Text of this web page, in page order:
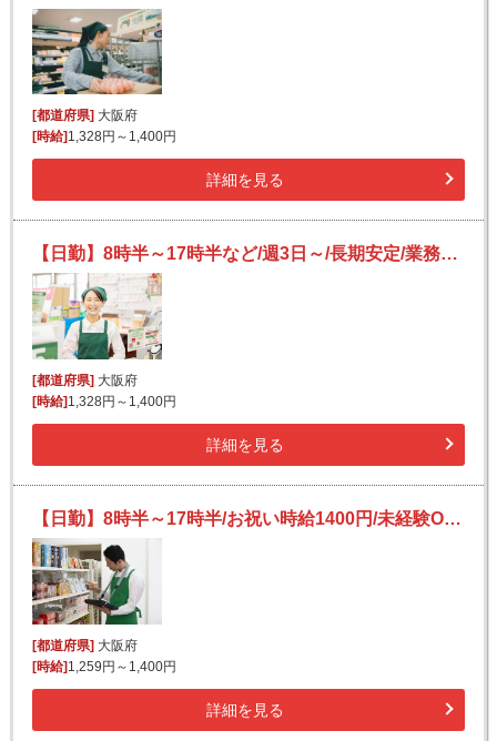
[都道府県] 大阪府
[時給] 1,328円～1,400円
詳細を見る
【日勤】8時半～17時半など/週3日～/長期安定/業務用スーパーの簡単レジ打ち
[都道府県] 大阪府
[時給] 1,328円～1,400円
詳細を見る
【日勤】8時半～17時半/お祝い時給1400円/未経験OK/業務用スーパーの品出し・陳列staff
[都道府県] 大阪府
[時給] 1,259円～1,400円
詳細を見る